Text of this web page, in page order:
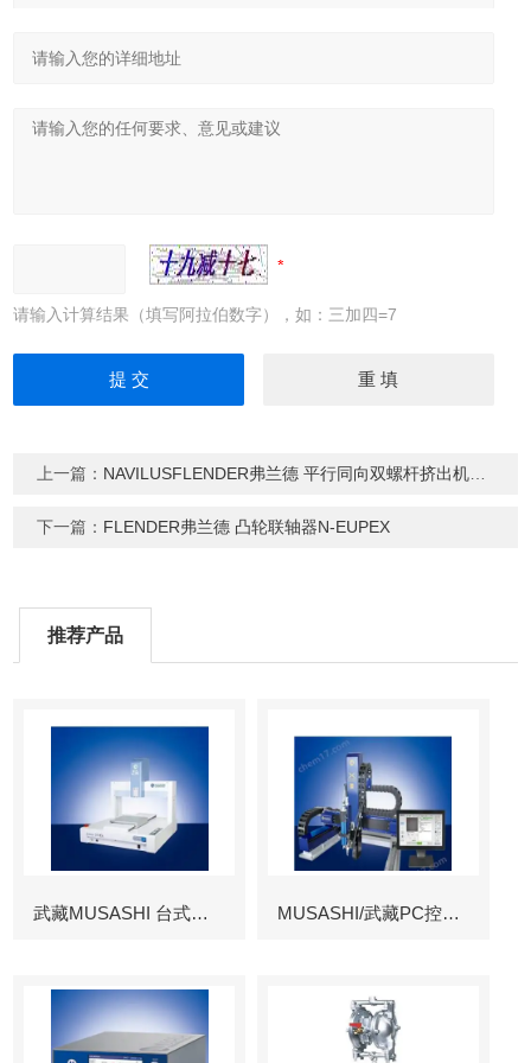
请输入计算结果（填写阿拉伯数字），如：三加四=7
上一篇： NAVILUSFLENDER弗兰德 平行同向双螺杆挤出机减速机
下一篇： FLENDER弗兰德 凸轮联轴器N-EUPEX
推荐产品
武藏MUSASHI 台式涂布机械臂 MUSASHI/武藏PC控制图像识别机械臂